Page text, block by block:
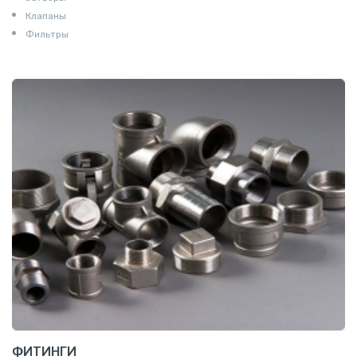
Клапаны
Фильтры
ФИТИНГИ